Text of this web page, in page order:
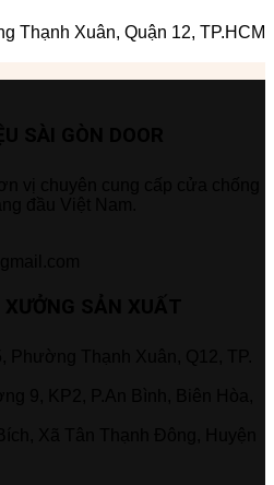
Thạnh Xuân, Quận 12, TP.HCM